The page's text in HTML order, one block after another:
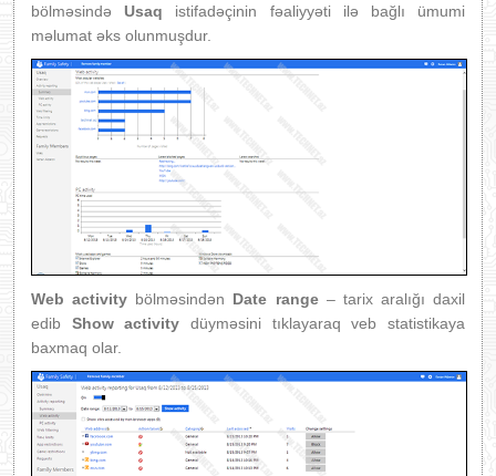
bölməsində Usaq istifadəçinin fəaliyyəti ilə bağlı ümumi
məlumat əks olunmuşdur.
Web activity bölməsindən Date range– tarix aralığı daxil
edib Show activity düyməsini tıklayaraq veb statistikaya
baxmaq olar.